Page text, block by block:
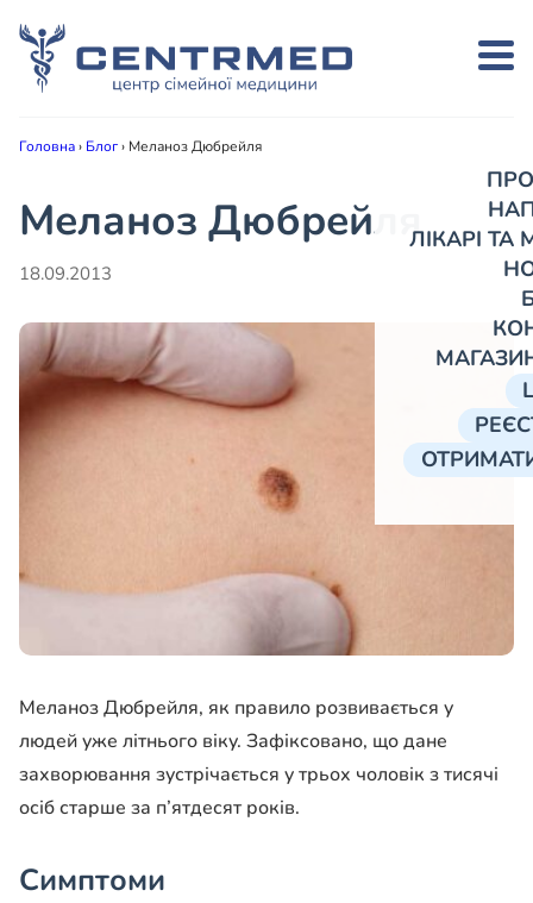
ЛІКАРІ
Головна› Блог› Меланоз Дюбрейля
Меланоз Дюбрейля
18.09.2013
Меланоз Дюбрейля, як правило розвивається у
людей уже літнього віку. Зафіксовано, що дане
захворювання зустрічається у трьох чоловік з тисячі
осіб старше за п’ятдесят років.
Симптоми